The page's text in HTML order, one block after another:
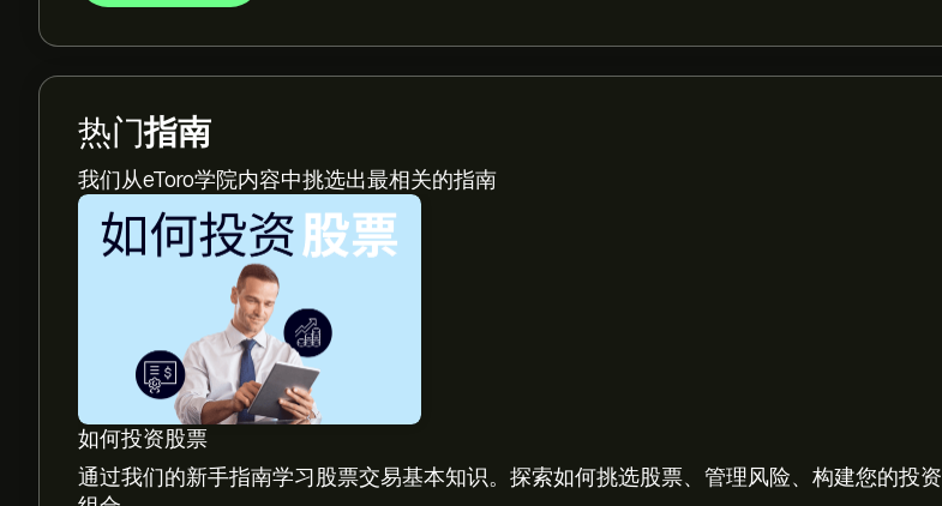
热门指南
我们从eToro学院内容中挑选出最相关的指南
如何投资股票
通过我们的新手指南学习股票交易基本知识。探索如何挑选股票、管理风险、构建您的投资